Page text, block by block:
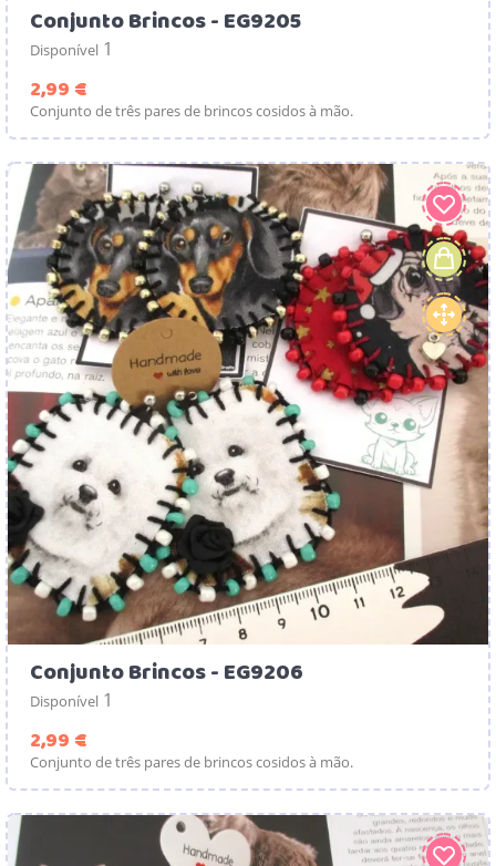
Conjunto Brincos - EG9205
Disponível 1
2,99 €
Conjunto de três pares de brincos cosidos à mão.
Conjunto Brincos - EG9206
Disponível 1
2,99 €
Conjunto de três pares de brincos cosidos à mão.